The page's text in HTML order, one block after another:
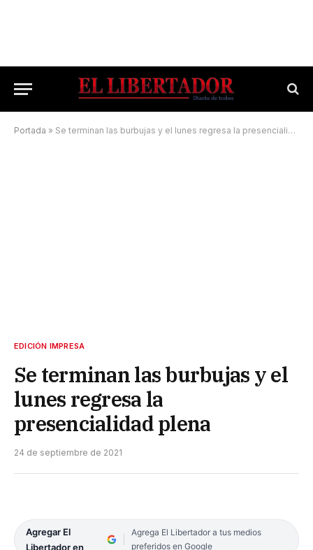
Portada » Se terminan las burbujas y el lunes regresa la presencialidad plena
EDICIÓN IMPRESA
Se terminan las burbujas y el
lunes regresa la
presencialidad plena
24 de septiembre de 2021
Agregar El
Libertador en
Agrega El Libertador a tus medios
preferidos en Google